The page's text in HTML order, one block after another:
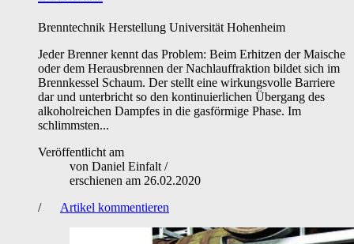
Brenntechnik Herstellung Universität Hohenheim
Jeder Brenner kennt das Problem: Beim Erhitzen der Maische
oder dem Herausbrennen der Nachlauffraktion bildet sich im
Brennkessel Schaum. Der stellt eine wirkungsvolle Barriere
dar und unterbricht so den kontinuierlichen Übergang des
alkoholreichen Dampfes in die gasförmige Phase. Im
schlimmsten...
Veröffentlicht am
von Daniel Einfalt /
erschienen am 26.02.2020
/
Artikel kommentieren